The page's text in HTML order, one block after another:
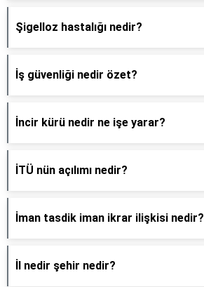
Şigelloz hastalığı nedir?
İş güvenliği nedir özet?
İncir kürü nedir ne işe yarar?
İTÜ nün açılımı nedir?
İman tasdik iman ikrar ilişkisi nedir?
İl nedir şehir nedir?